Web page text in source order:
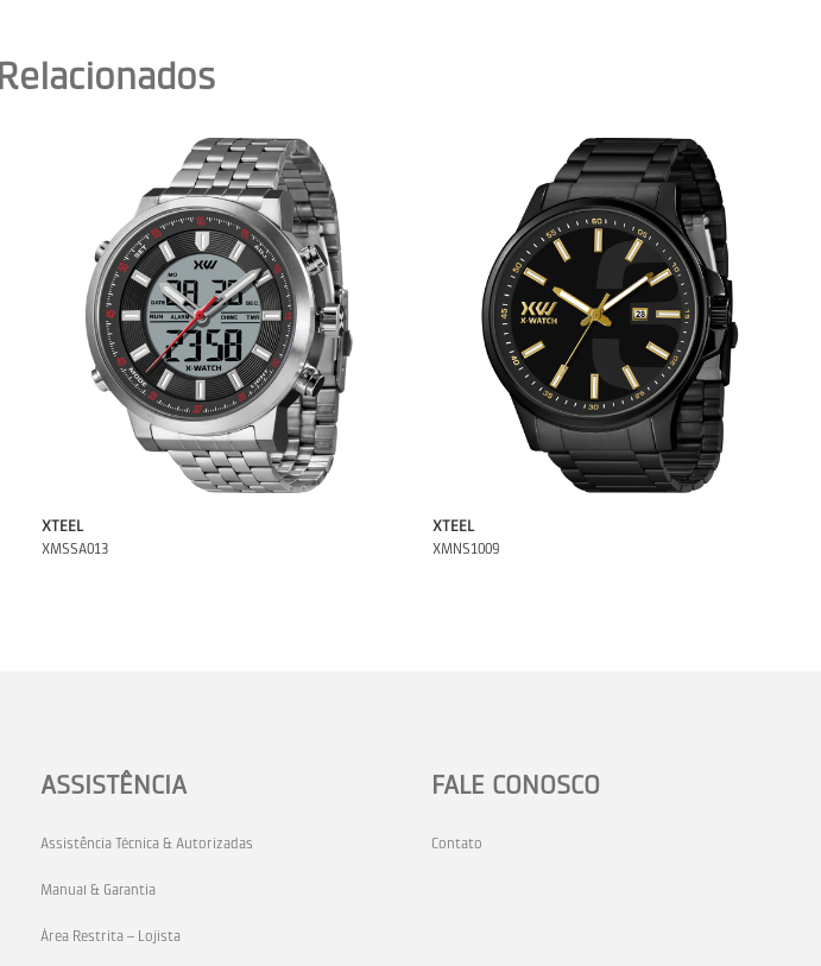
XTEEL
XMSSA013
XTEEL
XMNS1009
ASSISTÊNCIA
Assistência Técnica & Autorizadas
Manual & Garantia
Área Restrita – Lojista
FALE CONOSCO
Contato